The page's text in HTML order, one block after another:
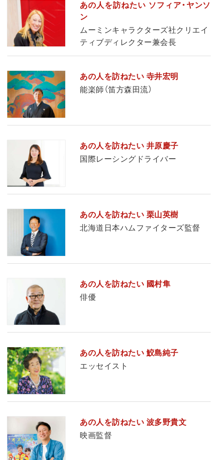
あの人を訪ねたい ソフィア・ヤンソ
ン
ムーミンキャラクターズ社クリエイ
ティブディレクター兼会長
あの人を訪ねたい 寺井宏明
能楽師（笛方森田流）
あの人を訪ねたい 井原慶子
国際レーシングドライバー
あの人を訪ねたい 栗山英樹
北海道日本ハムファイターズ監督
あの人を訪ねたい 國村隼
俳優
あの人を訪ねたい 鮫島純子
エッセイスト
あの人を訪ねたい 波多野貴文
映画監督